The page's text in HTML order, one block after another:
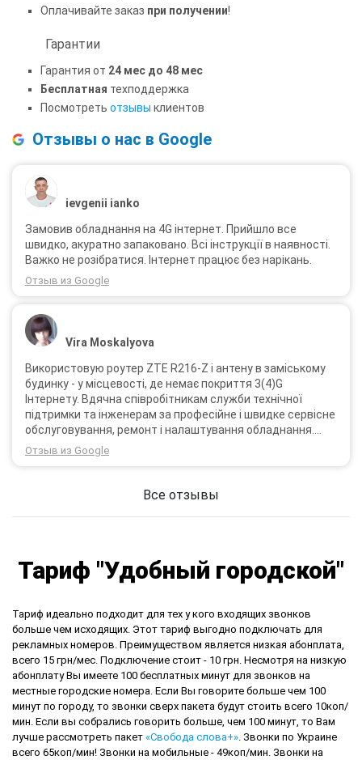
Оплачивайте заказ при получении!
Гарантии
Гарантия от 24 мес до 48 мес
Бесплатная техподдержка
Посмотреть отзывы клиентов
Отзывы о нас в Google
ievgenii ianko
Замовив обладнання на 4G інтернет. Прийшло все
швидко, акуратно запаковано. Всі інструкції в наявності.
Важко не розібратися. Інтернет працює без нарікань.
Отзыв из Google
Vira Moskalyova
Використовую роутер ZTE R216-Z і антену в заміському
будинку - у місцевості, де немає покриття 3(4)G
Інтернету. Вдячна співробітникам служби технічної
підтримки та інженерам за професійне і швидке сервісне
обслуговування, ремонт і налаштування обладнання.
Через 3 роки після покупки я не шкодую про прийняте
тоді рішення придбати обладнання в компанії 3G star
Отзыв из Google
Все отзывы
Тариф "Удобный городской"
Тариф идеально подходит для тех у кого входящих звонков
больше чем исходящих. Этот тариф выгодно подключать для
рекламных номеров. Преимуществом является низкая абонплата,
всего 15 грн/мес. Подключение стоит - 10 грн. Несмотря на низкую
абонплату Вы имеете 100 бесплатных минут для звонков на
местные городские номера. Если Вы говорите больше чем 100
минут по городу, то звонки сверх пакета будут стоить всего 10коп/
мин. Если вы собрались говорить больше, чем 100 минут, то Вам
лучше рассмотреть пакет «Свобода слова+». Звонки по Украине
всего 65коп/мин! Звонки на мобильные - 49коп/мин. Звонки на